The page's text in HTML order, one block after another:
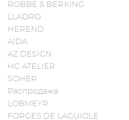
ROBBE & BERKING
LLADRO
HEREND
AIDA
AZ DESIGN
HG ATELIER
SOHER
Распродажа
LOBMEYR
FORGES DE LAGUIOLE